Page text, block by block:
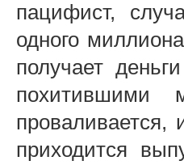
пацифист,
одного
получает
похитившими
приходится